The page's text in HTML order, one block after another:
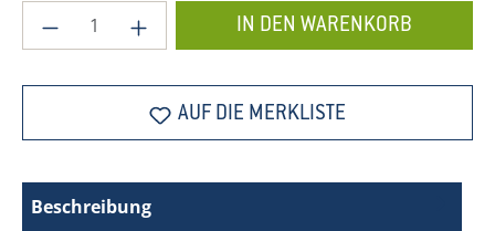
Produkt Anzahl: Gib den gewünschten
IN DEN WARENKORB
AUF DIE MERKLISTE
Beschreibung